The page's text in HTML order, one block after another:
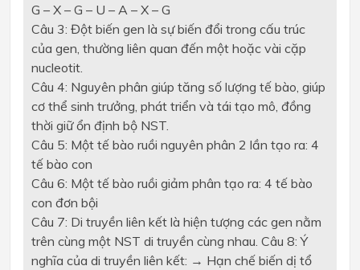
G – X – G – U – A – X – G
Câu 3: Đột biến gen là sự biến đổi trong cấu trúc
của gen, thường liên quan đến một hoặc vài cặp
nucleotit.
Câu 4: Nguyên phân giúp tăng số lượng tế bào, giúp
cơ thể sinh trưởng, phát triển và tái tạo mô, đồng
thời giữ ổn định bộ NST.
Câu 5: Một tế bào ruồi nguyên phân 2 lần tạo ra: 4
tế bào con
Câu 6: Một tế bào ruồi giảm phân tạo ra: 4 tế bào
con đơn bội
Câu 7: Di truyền liên kết là hiện tượng các gen nằm
trên cùng một NST di truyền cùng nhau. Câu 8: Ý
nghĩa của di truyền liên kết: → Hạn chế biến dị tổ